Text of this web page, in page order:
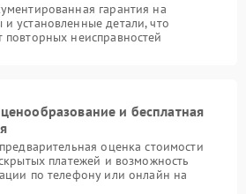
гарантия на
установленные детали, что
неисправностей
и бесплатная
оценка стоимости
платежей и возможность
по телефону или онлайн на